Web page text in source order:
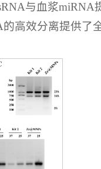
与血浆
高效分离提供了